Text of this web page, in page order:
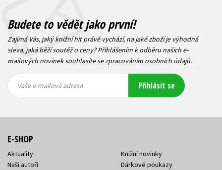
Budete to vědět jako první!
Zajímá Vás, jaký knižní hit právě vychází, na jaké zboží je výhodná
sleva, jaká běží soutěž o ceny? Přihlášením k odběru našich e-
mailových novineksouhlasíte se zpracováním osobních údajů.
mailová
mailová
Vaše e-mailová adresa Přihlásit se
E-SHOP
Aktuality
Naši autoři
Knižní novinky
Dárkové poukazy